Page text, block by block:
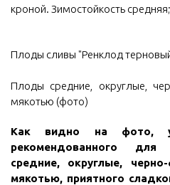
кроной. Зимостойкость
Плоды сливы "Ренклод
Плоды средние, округлые,
мякотью (фото)
Как видно на фото,
рекомендованного
средние, округлые,
мякотью, приятного